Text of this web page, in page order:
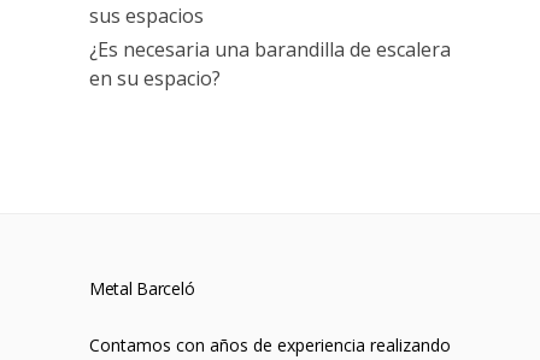
sus espacios
¿Es necesaria una barandilla de escalera
en su espacio?
Metal Barceló
Contamos con años de experiencia realizando